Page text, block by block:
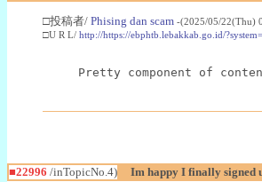
□投稿者/ Phising dan scam -(2025/05/
□U R L/ http://https://ebphtb.lebakkab.go.id/
Pretty component of
■22996 /inTopicNo.4) Im happy I finally signed